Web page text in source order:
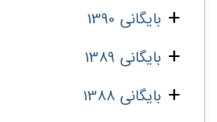
بایگانی 1390
بایگانی 1389
بایگانی 1388